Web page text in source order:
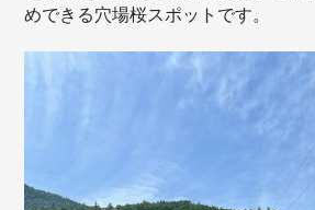
めできる穴場桜スポットです。